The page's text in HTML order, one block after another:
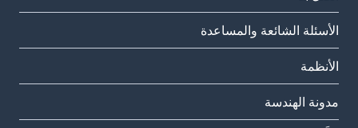
الأسئلة الشائعة والمساعدة
الأنظمة
مدونة الهندسة